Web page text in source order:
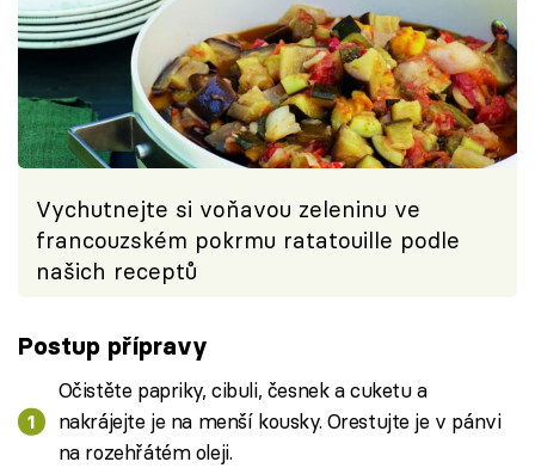
Vychutnejte si voňavou zeleninu ve
francouzském pokrmu ratatouille podle
našich receptů
Postup přípravy
Očistěte papriky, cibuli, česnek a cuketu a
nakrájejte je na menší kousky. Orestujte je v pánvi
na rozehřátém oleji.